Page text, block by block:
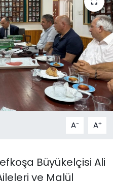
A- A+
Büyükelçisi Ali
ve Malül